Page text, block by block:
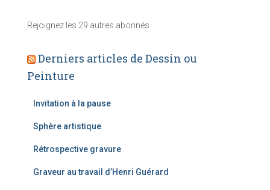
-
a
i
l
Rejoignez les 29 autres abonnés
Derniers articles de Dessin ou
Peinture
Invitation à la pause
Sphère artistique
Rétrospective gravure
Graveur au travail d’Henri Guérard